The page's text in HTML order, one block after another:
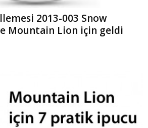
2013-003 Snow
Mountain Lion için geldi